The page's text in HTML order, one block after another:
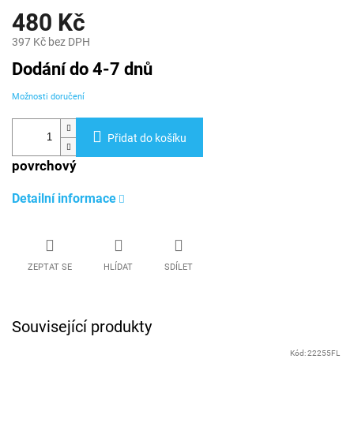
480 Kč
397 Kč bez DPH
Měrná
cena:
Dodání do 4-7 dnů
Možnosti doručení
Přidat do košíku
povrchový
Detailní informace
ZEPTAT SE HLÍDAT SDÍLET
Související produkty
Kód:22255FL